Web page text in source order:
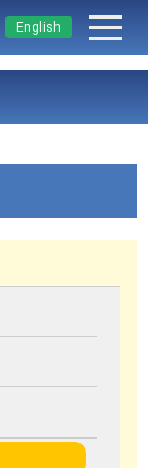
English